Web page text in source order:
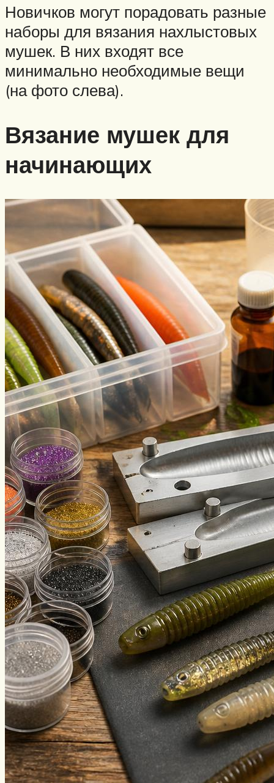
Новичков могут порадовать разные
наборы для вязания нахлыстовых
мушек. В них входят все
минимально необходимые вещи
(на фото слева).
Вязание мушек для
начинающих